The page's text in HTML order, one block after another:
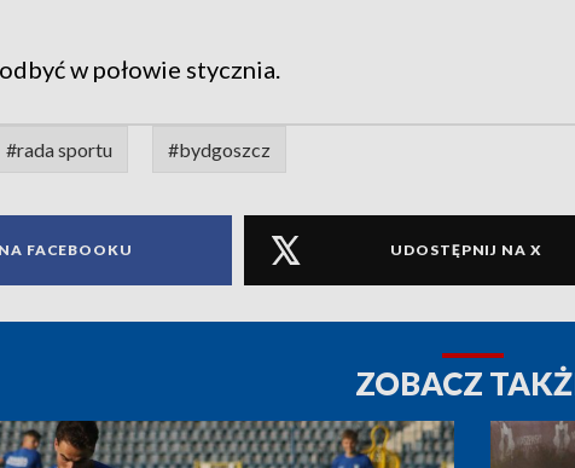
w połowie stycznia.
#rada sportu #bydgoszcz
FACEBOOKU UDOSTĘPNIJ NA X
ZOBACZ